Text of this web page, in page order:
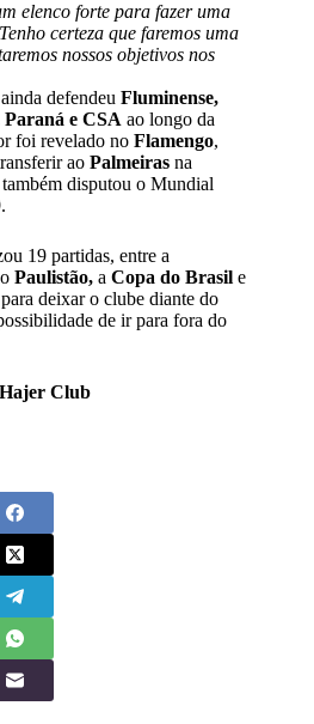
elenco forte para fazer uma
certeza que faremos uma
nossos objetivos nos
defendeu Fluminense,
e CSA ao longo da
foi revelado no Flamengo,
ao Palmeiras na
disputou o Mundial
19 partidas, entre a
Paulistão, a Copa do Brasil e
deixar o clube diante do
de ir para fora do
Club